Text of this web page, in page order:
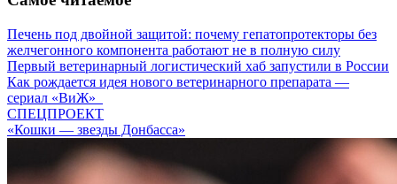
Печень под двойной защитой: почему гепатопротекторы без
желчегонного компонента работают не в полную силу
Первый ветеринарный логистический хаб запустили в России
Как рождается идея нового ветеринарного препарата —
сериал «ВиЖ»
СПЕЦПРОЕКТ
«Кошки — звезды Донбасса»